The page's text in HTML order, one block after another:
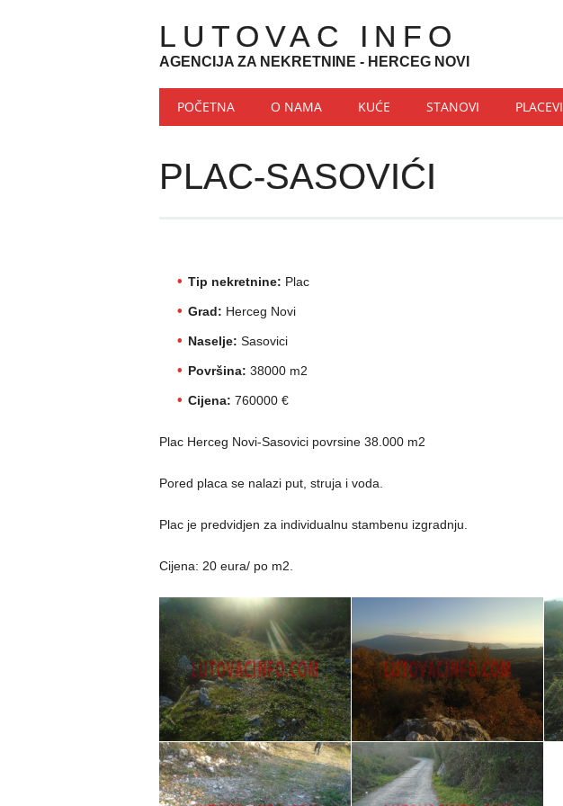
LUTOVAC INFO
AGENCIJA ZA NEKRETNINE - HERCEG NOVI
Main menu
Skip to content
POČETNA O NAMA KUĆE STANOVI PLACEVI
PLAC-SASOVIĆI
Tip nekretnine: Plac
Grad: Herceg Novi
Naselje: Sasovici
Površina: 38000 m2
Cijena: 760000 €
Plac Herceg Novi-Sasovici povrsine 38.000 m2
Pored placa se nalazi put, struja i voda.
Plac je predvidjen za individualnu stambenu izgradnju.
Cijena: 20 eura/ po m2.